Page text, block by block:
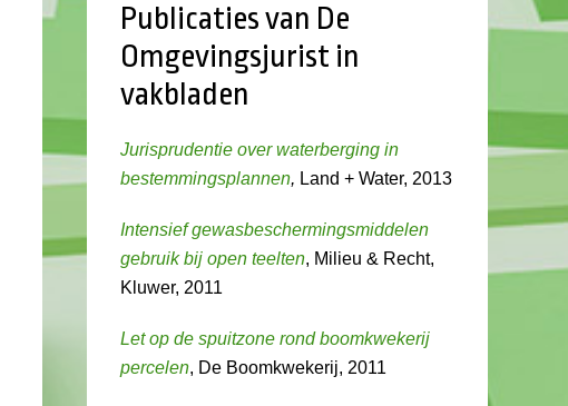
Publicaties van De
Omgevingsjurist in
vakbladen
Jurisprudentie over waterberging in
bestemmingsplannen, Land + Water, 2013
Intensief gewasbeschermingsmiddelen
gebruik bij open teelten, Milieu & Recht,
Kluwer, 2011
Let op de spuitzone rond boomkwekerij
percelen, De Boomkwekerij, 2011